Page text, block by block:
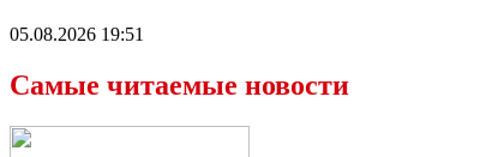
05.08.2026 19:51
Самые читаемые новости